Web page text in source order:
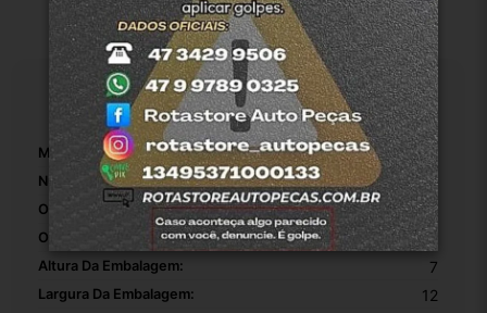
Especificações
Marca: Ford
Número De Peça: E3b517a881
Origem: Original
OEM: 1
Altura Da Embalagem: 7
Largura Da Embalagem: 12